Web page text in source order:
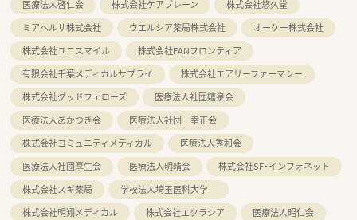
医療法人啓仁会
株式会社ケアブレーン
株式会社悠久堂
ミアヘルサ株式会社
ウエルシア薬局株式会社
オーケー株式会社
株式会社ユニスマイル
株式会社FANフロンティア
有限会社千葉メディカルサプライ
株式会社エアリーファーマシー
株式会社グッドフェローズ
医療法人社団嬉泉会
医療法人あかつき会
医療法人社団 幸正会
株式会社コミュニティメディカル
医療法人秀和会
医療法人社団厚生会
医療法人明晴会
株式会社SF・インフォネット
株式会社スギ薬局
学校法人埼玉医科大学
株式会社明翔メディカル
株式会社エクラシア
医療法人昭仁会